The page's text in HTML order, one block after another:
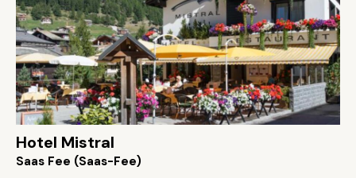
Hotel Mistral
Saas Fee (Saas-Fee)